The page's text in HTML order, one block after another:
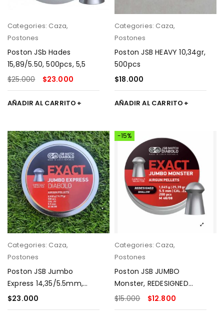
Categories: Caza,
Postones
Poston JSb Hades
15,89/5.50, 500pcs, 5,5
$25.000 $23.000
AÑADIR AL CARRITO
Categories: Caza,
Postones
Poston JSB HEAVY 10,34gr,
500pcs
$18.000
AÑADIR AL CARRITO
Categories: Caza,
Postones
Poston JSB Jumbo
Express 14,35/5.5mm,
500pcs
$23.000
-15%
Categories: Caza,
Postones
Poston JSB JUMBO
Monster, REDESIGNED
SHALLOW 25,39
gr/5.5mm, 200pcs
$15.000 $12.800